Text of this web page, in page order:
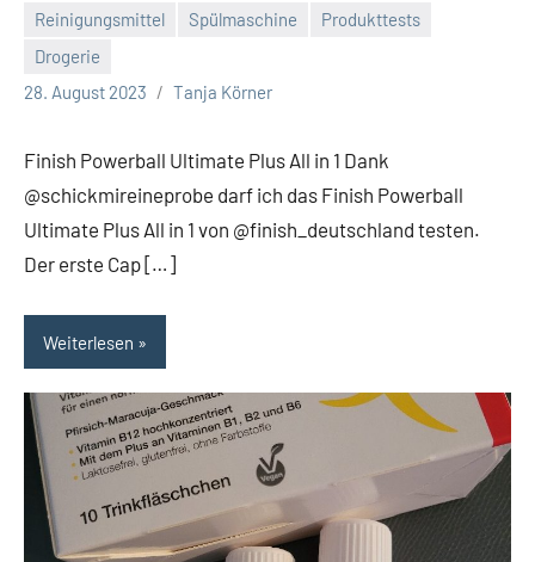
Reinigungsmittel Spülmaschine
Produkttests
Drogerie
28. August 2023
Tanja Körner
Keine
Kommentare
Finish Powerball Ultimate Plus All in 1 Dank
@schickmireineprobe darf ich das Finish Powerball
Ultimate Plus All in 1 von @finish_deutschland testen.
Der erste Cap […]
Weiterlesen